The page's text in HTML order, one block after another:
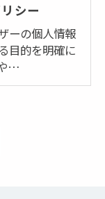
シー
ーの個人情報
目的を明確に
…